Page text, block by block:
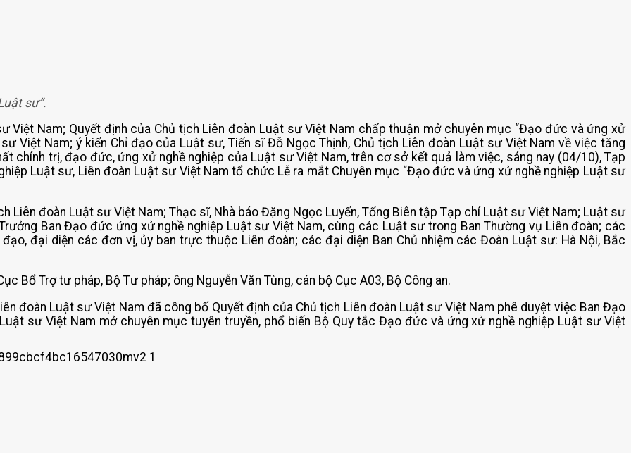
sư”.
Việt Nam; Quyết định của Chủ tịch Liên đoàn Luật sư Việt Nam chấp thuận mở chuyên mục “Đạo đức và ứng xử
Việt Nam; ý kiến Chỉ đạo của Luật sư, Tiến sĩ Đỗ Ngọc Thịnh, Chủ tịch Liên đoàn Luật sư Việt Nam về việc tăng
chính trị, đạo đức, ứng xử nghề nghiệp của Luật sư Việt Nam, trên cơ sở kết quả làm việc, sáng nay (04/10), Tạp
Luật sư, Liên đoàn Luật sư Việt Nam tổ chức Lễ ra mắt Chuyên mục “Đạo đức và ứng xử nghề nghiệp Luật sư
Liên đoàn Luật sư Việt Nam; Thạc sĩ, Nhà báo Đặng Ngọc Luyến, Tổng Biên tập Tạp chí Luật sư Việt Nam; Luật sư
Ban Đạo đức ứng xử nghề nghiệp Luật sư Việt Nam, cùng các Luật sư trong Ban Thường vụ Liên đoàn; các
đại diện các đơn vị, ủy ban trực thuộc Liên đoàn; các đại diện Ban Chủ nhiệm các Đoàn Luật sư: Hà Nội, Bắc
Bổ Trợ tư pháp, Bộ Tư pháp; ông Nguyễn Văn Tùng, cán bộ Cục A03, Bộ Công an.
đoàn Luật sư Việt Nam đã công bố Quyết định của Chủ tịch Liên đoàn Luật sư Việt Nam phê duyệt việc Ban Đạo
sư Việt Nam mở chuyên mục tuyên truyền, phổ biến Bộ Quy tắc Đạo đức và ứng xử nghề nghiệp Luật sư Việt